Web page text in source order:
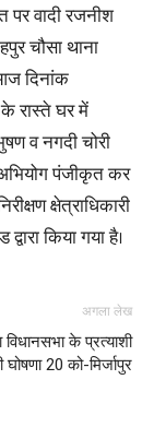
पर वादी रजनीश
चौसा थाना
आज दिनांक
के रास्ते घर में
व नगदी चोरी
पंजीकृत कर
क्षेत्राधिकारी
किया गया है।
अगला लेख
के प्रत्याशी
घोषणा 20 को-मिर्जापुर